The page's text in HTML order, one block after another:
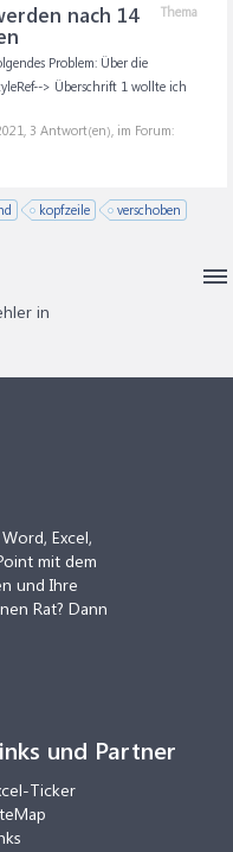
Thema
nach 14
Problem: Über die
> Überschrift 1 wollte ich
, 3 Antwort(en), im Forum:
kopfzeile
verschoben
in
Excel,
mit dem
und Ihre
Rat? Dann
und Partner
Ticker